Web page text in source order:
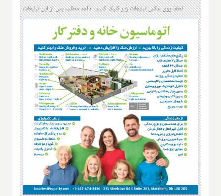
لطفا روی عکس تبلیغات زیر کلیک کنید؛ ادامه مطلب پس از این تبلیغات